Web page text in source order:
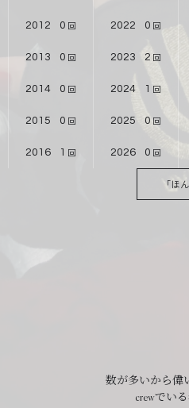
2012 0
2013 0
2014 0
2015 0
2016 1
2022 0
2023 2
2024 1
2025 0
2026 0
「ほ
数が多いから偉
crewでい